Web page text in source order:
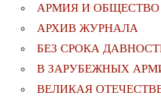
АРМИЯ И ОБЩЕСТВО
АРХИВ ЖУРНАЛА
БЕЗ СРОКА
В ЗАРУБЕЖНЫХ
ВЕЛИКАЯ